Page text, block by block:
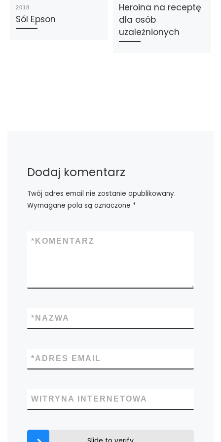
2018
Sól Epson
Heroina na receptę
dla osób
uzależnionych
Dodaj komentarz
Twój adres email nie zostanie opublikowany.
Wymagane pola są oznaczone *
KOMENTARZ
*
NAZWA
*
ADRES EMAIL
*
WITRYNA INTERNETOWA